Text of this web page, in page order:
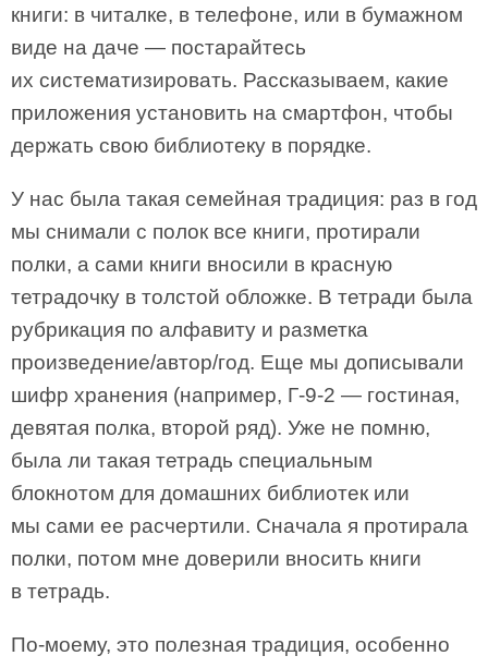
книги: в читалке, в телефоне, или в бумажном
виде на даче — постарайтесь
их систематизировать. Рассказываем, какие
приложения установить на смартфон, чтобы
держать свою библиотеку в порядке.
У нас была такая семейная традиция: раз в год
мы снимали с полок все книги, протирали
полки, а сами книги вносили в красную
тетрадочку в толстой обложке. В тетради была
рубрикация по алфавиту и разметка
произведение/автор/год. Еще мы дописывали
шифр хранения (например, Г-9-2 — гостиная,
девятая полка, второй ряд). Уже не помню,
была ли такая тетрадь специальным
блокнотом для домашних библиотек или
мы сами ее расчертили. Сначала я протирала
полки, потом мне доверили вносить книги
в тетрадь.
По-моему, это полезная традиция, особенно